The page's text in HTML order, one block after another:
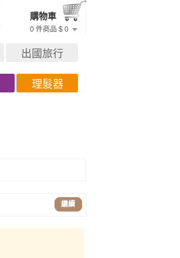
購物車
0 件商品 $ 0
出國旅行
理髮器
繼續